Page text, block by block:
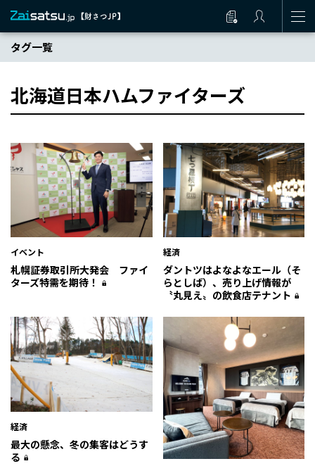
タグ一覧
北海道日本ハムファイターズ
イベント
札幌証券取引所大発会 ファイ
ターズ特需を期待！
経済
ダントツはよなよなエール（そ
らとしば）、売り上げ情報が
〝丸見え〟の飲食店テナント
経済
最大の懸念、冬の集客はどうす
る